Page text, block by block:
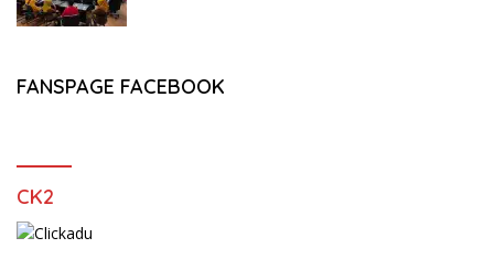
FANSPAGE FACEBOOK
CK2